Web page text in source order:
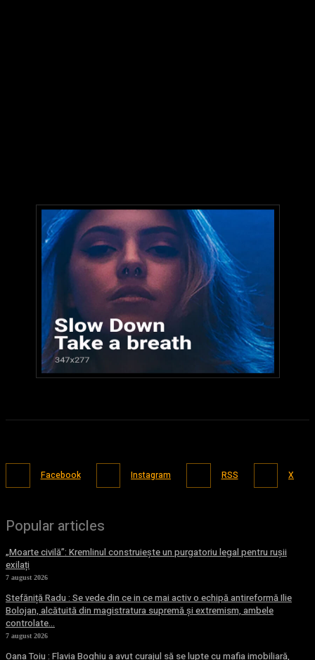
Facebook Instagram RSS X
Popular articles
„Moarte civilă”: Kremlinul construiește un purgatoriu legal pentru rușii
exilați
7 august 2026
Stefăniță Radu : Se vede din ce in ce mai activ o echipă antireformă Ilie
Bolojan, alcătuită din magistratura supremă și extremism, ambele
controlate...
7 august 2026
Oana Toiu : Flavia Boghiu a avut curajul să se lupte cu mafia imobiliară,